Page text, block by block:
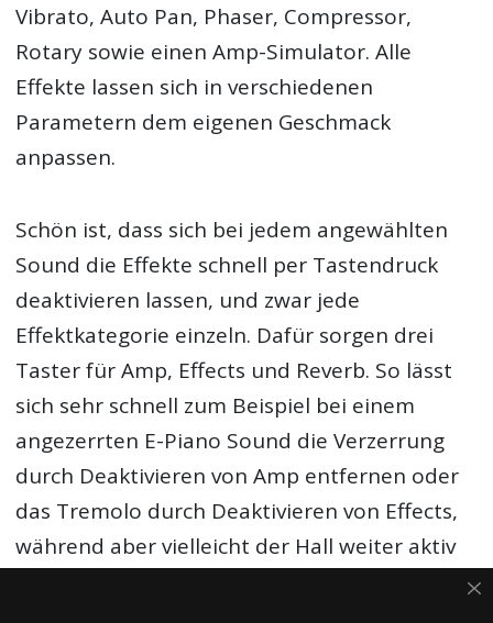
Vibrato, Auto Pan, Phaser, Compressor,
Rotary sowie einen Amp-Simulator. Alle
Effekte lassen sich in verschiedenen
Parametern dem eigenen Geschmack
anpassen.
Schön ist, dass sich bei jedem angewählten
Sound die Effekte schnell per Tastendruck
deaktivieren lassen, und zwar jede
Effektkategorie einzeln. Dafür sorgen drei
Taster für Amp, Effects und Reverb. So lässt
sich sehr schnell zum Beispiel bei einem
angezerrten E-Piano Sound die Verzerrung
durch Deaktivieren von Amp entfernen oder
das Tremolo durch Deaktivieren von Effects,
während aber vielleicht der Hall weiter aktiv
bleibt. Das ist eine gute und sinnvolle Lösung,